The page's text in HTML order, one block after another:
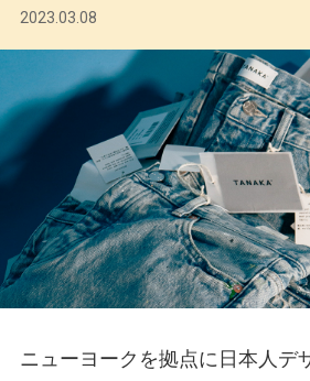
2023.03.08
ニューヨークを拠点に日本人デ